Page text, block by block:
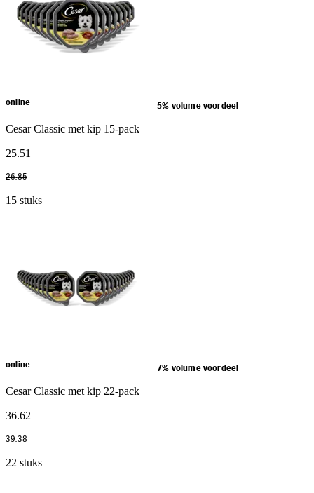
online 5% volume voordeel
Cesar Classic met kip 15-pack
25.51
26.85
15 stuks
online 7% volume voordeel
Cesar Classic met kip 22-pack
36.62
39.38
22 stuks